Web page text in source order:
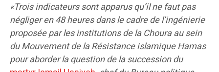
«Trois indicateurs sont apparus qu’il ne faut pas
négliger en 48 heures dans le cadre de l’ingénierie
proposée par les institutions de la Choura au sein
du Mouvement de la Résistance islamique Hamas
pour aborder la question de la succession du